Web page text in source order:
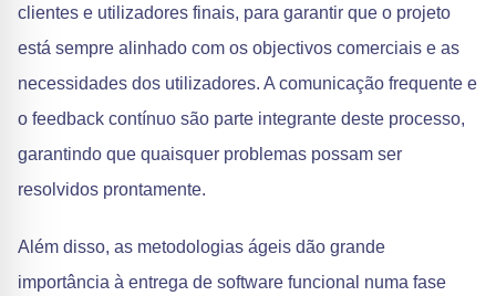
clientes e utilizadores finais, para garantir que o projeto
está sempre alinhado com os objectivos comerciais e as
necessidades dos utilizadores. A comunicação frequente e
o feedback contínuo são parte integrante deste processo,
garantindo que quaisquer problemas possam ser
resolvidos prontamente.
Além disso, as metodologias ágeis dão grande
importância à entrega de software funcional numa fase